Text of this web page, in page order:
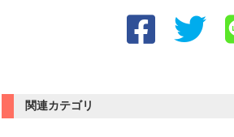
関連カテゴリ